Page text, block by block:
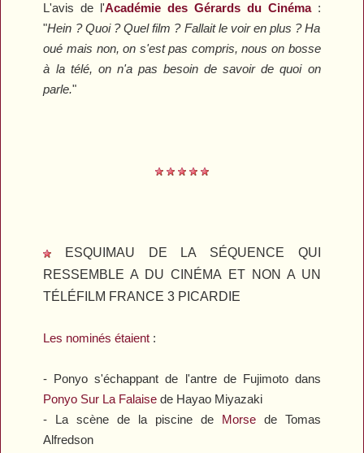
L'avis de l'Académie des Gérards du Cinéma:
"Hein ? Quoi ? Quel film ? Fallait le voir en plus ? Ha
oué mais non, on s'est pas compris, nous on bosse
à la télé, on n'a pas besoin de savoir de quoi on
parle."
ESQUIMAU DE LA SÉQUENCE QUI
RESSEMBLE A DU CINÉMA ET NON A UN
TÉLÉFILM FRANCE 3 PICARDIE
Les nominés étaient :
- Ponyo s'échappant de l'antre de Fujimoto dans
Ponyo Sur La Falaise de Hayao Miyazaki
- La scène de la piscine de Morsede Tomas
Alfredson